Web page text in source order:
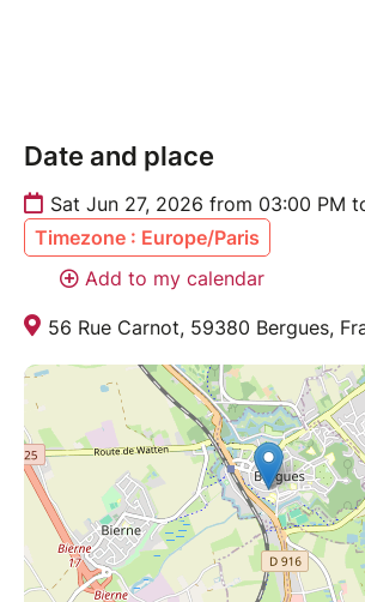
Date and place
Sat Jun 27, 2026 from 03:00 PM
Timezone : Europe/Paris
Add to my calendar
56 Rue Carnot, 59380 Bergues,